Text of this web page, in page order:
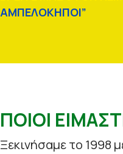
ΑΜΠΕΛΟΚΗΠΟΙ”
ΠΟΙΟΙ
Ξεκινήσαμε το 1998